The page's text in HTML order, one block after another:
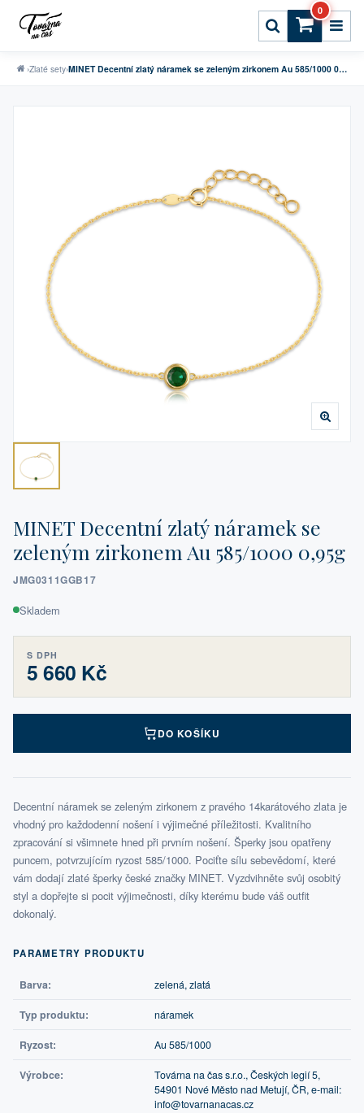
0
›Zlaté sety› MINET Decentní zlatý náramek se zeleným zirkonem Au 585/1000 0,95g
MINET Decentní zlatý náramek se
zeleným zirkonem Au 585/1000 0,95g
JMG0311GGB17
Skladem
S DPH
5 660 Kč
DO KOŠÍKU
Decentní náramek se zeleným zirkonem z pravého 14karátového zlata je
vhodný pro každodenní nošení i výjimečné příležitosti. Kvalitního
zpracování si všimnete hned při prvním nošení. Šperky jsou opatřeny
puncem, potvrzujícím ryzost 585/1000. Pociťte sílu sebevědomí, které
vám dodají zlaté šperky české značky MINET. Vyzdvihněte svůj osobitý
styl a dopřejte si pocit výjimečnosti, díky kterému bude váš outfit
dokonalý.
PARAMETRY PRODUKTU
Barva: zelená, zlatá
Typ produktu: náramek
Ryzost: Au 585/1000
Výrobce:
Továrna na čas s.r.o., Českých legií 5,
54901 Nové Město nad Metují, ČR, e-mail:
info@tovarnanacas.cz